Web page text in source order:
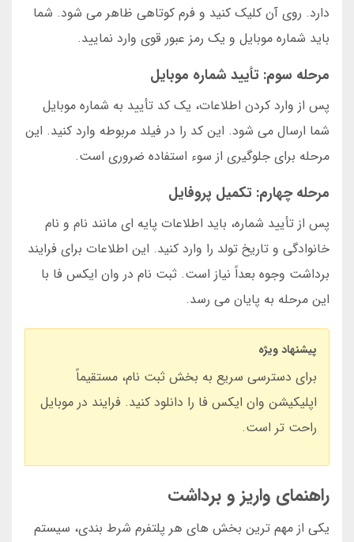
دارد. روی آن کلیک کنید و فرم کوتاهی ظاهر می شود. شما
باید شماره موبایل و یک رمز عبور قوی وارد نمایید.
مرحله سوم: تأیید شماره موبایل
پس از وارد کردن اطلاعات، یک کد تأیید به شماره موبایل
شما ارسال می شود. این کد را در فیلد مربوطه وارد کنید. این
مرحله برای جلوگیری از سوء استفاده ضروری است.
مرحله چهارم: تکمیل پروفایل
پس از تأیید شماره، باید اطلاعات پایه ای مانند نام و نام
خانوادگی و تاریخ تولد را وارد کنید. این اطلاعات برای فرایند
برداشت وجوه بعداً نیاز است. ثبت نام در وان ایکس فا با
این مرحله به پایان می رسد.
پیشنهاد ویژه
برای دسترسی سریع به بخش ثبت نام، مستقیماً
اپلیکیشن وان ایکس فا را دانلود کنید. فرایند در موبایل
راحت تر است.
راهنمای واریز و برداشت
یکی از مهم ترین بخش های هر پلتفرم شرط بندی، سیستم